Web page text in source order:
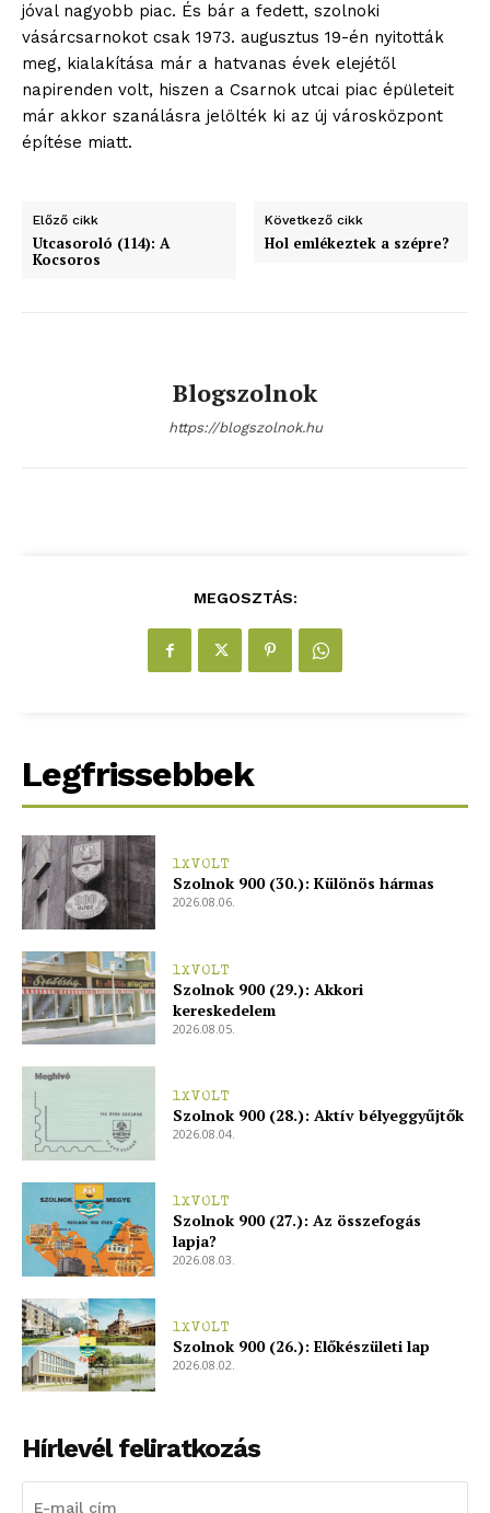
ELŐFIZETÉS
jóval nagyobb piac. És bár a fedett, szolnoki
vásárcsarnokot csak 1973. augusztus 19-én nyitották
meg, kialakítása már a hatvanas évek elejétől
napirenden volt, hiszen a Csarnok utcai piac épületeit
már akkor szanálásra jelölték ki az új városközpont
építése miatt.
Előző cikk
Utcasoroló (114): A
Kocsoros
Következő cikk
Hol emlékeztek a szépre?
Blogszolnok
https://blogszolnok.hu
MEGOSZTÁS:
Legfrissebbek
1XVOLT
Szolnok 900 (30.): Különös hármas
2026.08.06.
1XVOLT
Szolnok 900 (29.): Akkori
kereskedelem
2026.08.05.
1XVOLT
Szolnok 900 (28.): Aktív bélyeggyűjtők
2026.08.04.
1XVOLT
Szolnok 900 (27.): Az összefogás
lapja?
2026.08.03.
1XVOLT
Szolnok 900 (26.): Előkészületi lap
2026.08.02.
Hírlevél feliratkozás